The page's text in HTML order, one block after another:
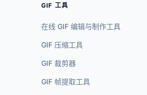
GIF 工具
在线 GIF 编辑与制作工具
GIF 压缩工具
GIF 裁剪器
GIF 帧提取工具